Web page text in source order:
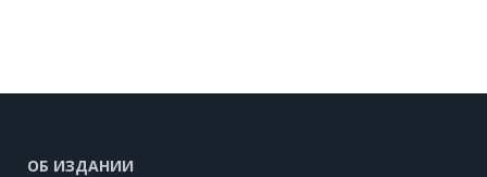
ОБ ИЗДАНИИ